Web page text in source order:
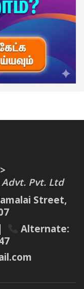
Pvt. Ltd
Street,
Alternate: